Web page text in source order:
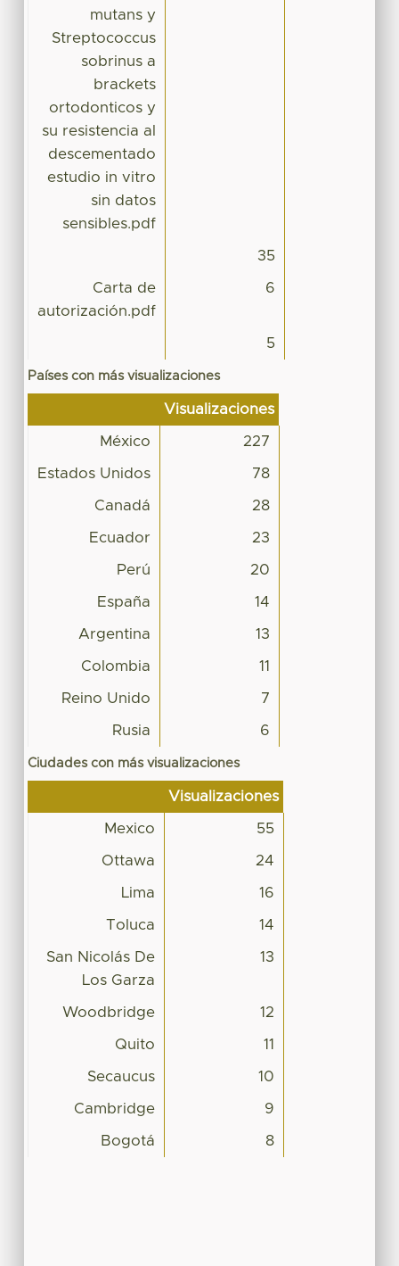
mutans y
Streptococcus
sobrinus a
brackets
ortodonticos y
su resistencia al
descementado
estudio in vitro
sin datos
sensibles.pdf
35
Carta de
autorización.pdf
6
5
Países con más visualizaciones
Visualizaciones
México 227
Estados Unidos 78
Canadá 28
Ecuador 23
Perú 20
España 14
Argentina 13
Colombia 11
Reino Unido 7
Rusia 6
Ciudades con más visualizaciones
Visualizaciones
Mexico 55
Ottawa 24
Lima 16
Toluca 14
San Nicolás De
Los Garza
13
Woodbridge 12
Quito 11
Secaucus 10
Cambridge 9
Bogotá 8